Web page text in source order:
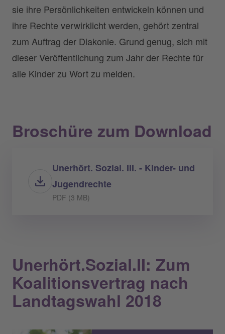
sie ihre Persönlichkeiten entwickeln können und
ihre Rechte verwirklicht werden, gehört zentral
zum Auftrag der Diakonie. Grund genug, sich mit
dieser Veröffentlichung zum Jahr der Rechte für
alle Kinder zu Wort zu melden.
Broschüre zum Download
Unerhört. Sozial. III. - Kinder- und
Jugendrechte
PDF (3 MB)
Unerhört.Sozial.II: Zum
Koalitionsvertrag nach
Landtagswahl 2018